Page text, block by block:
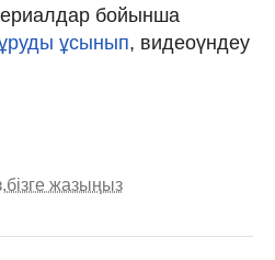
бойынша
ұсынып, видеоүндеу
бізге жазыңыз